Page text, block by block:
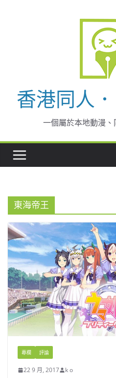
香港同人
一個屬於本地動漫
東海帝王
專欄 評論
22 9 月, 2017 k o